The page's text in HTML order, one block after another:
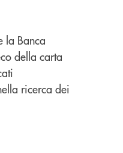
la Banca
della carta
ricerca dei